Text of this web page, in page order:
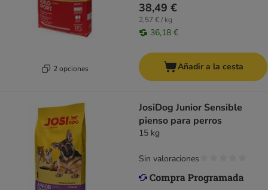
2 opciones
38,49 €
2,57 € / kg
36,18 €
Añadir a la cesta
JosiDog Junior Sensible
pienso para perros
15 kg
Sin valoraciones